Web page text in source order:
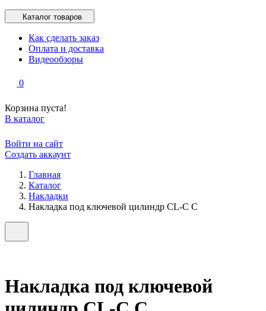
Каталог товаров
Как сделать заказ
Оплата и доставка
Видеообзоры
0
Корзина пуста!
В каталог
Войти на сайт
Создать аккаунт
Главная
Каталог
Накладки
Накладка под ключевой цилиндр CL-C C
Накладка под ключевой